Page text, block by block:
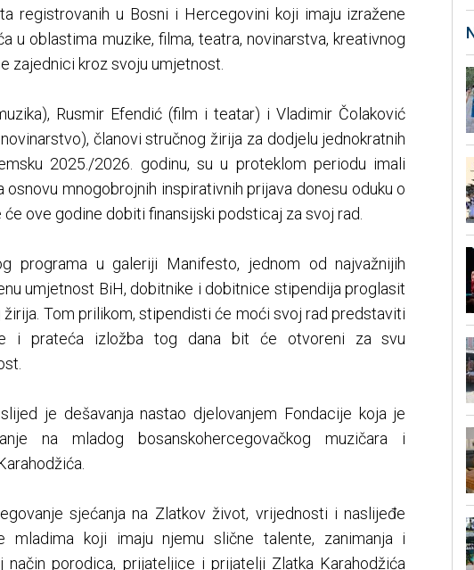
registrovanih u Bosni i Hercegovini koji imaju izražene
u oblastima muzike, filma, teatra, novinarstva, kreativnog
zajednici kroz svoju umjetnost.
Rusmir Efendić (film i teatar) i Vladimir Čolaković
članovi stručnog žirija za dodjelu jednokratnih
2025./2026. godinu, su u proteklom periodu imali
osnovu mnogobrojnih inspirativnih prijava donesu oduku o
ove godine dobiti finansijski podsticaj za svoj rad.
programa u galeriji Manifesto, jednom od najvažnijih
umjetnost BiH, dobitnike i dobitnice stipendija proglasit
Tom prilikom, stipendisti će moći svoj rad predstaviti
i prateća izložba tog dana bit će otvoreni za svu
je dešavanja nastao djelovanjem Fondacije koja je
na mladog bosanskohercegovačkog muzičara i
sjećanja na Zlatkov život, vrijednosti i naslijeđe
mladima koji imaju njemu slične talente, zanimanja i
način porodica, prijateljice i prijatelji Zlatka Karahodžića